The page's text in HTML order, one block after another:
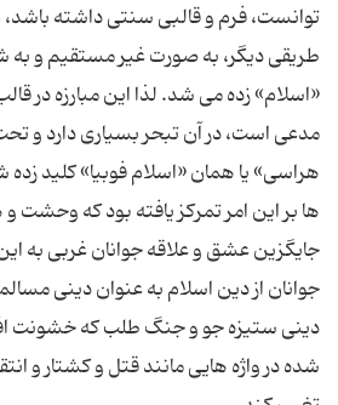
توانست، فرم و قالبی سنتی داشته باشد،
طریقی دیگر، به صورت غیر مستقیم و
«اسلام» زده می شد. لذا این مبارزه در
مدعی است، در آن تبحر بسیاری دارد و
هراسی» یا همان «اسلام فوبیا» کلید
ها بر این امر تمرکز یافته بود که وحشت
جایگزین عشق و علاقه جوانان غربی به
جوانان از دین اسلام به عنوان دینی
دینی ستیزه جو و جنگ طلب که خشونت
شده در واژه هایی مانند قتل و کشتار و